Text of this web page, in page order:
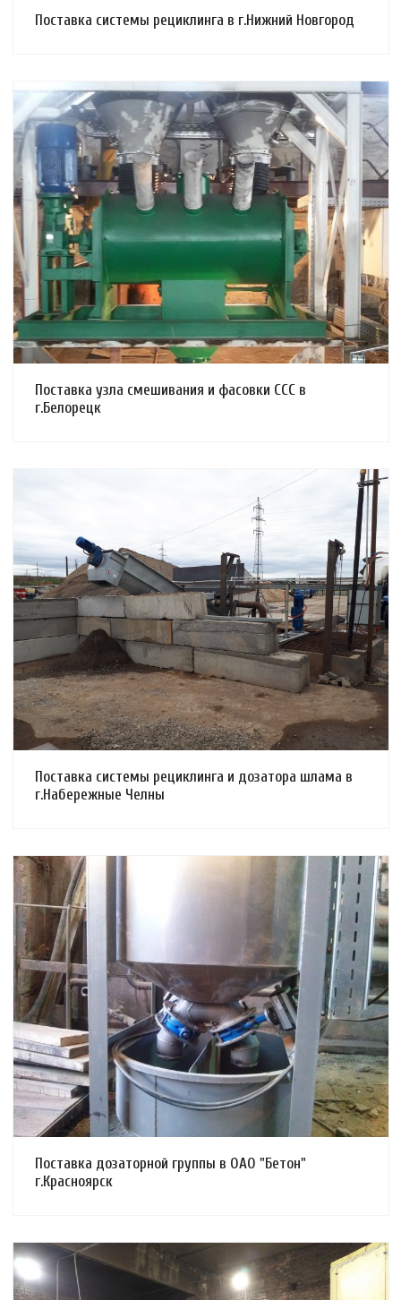
Поставка системы рециклинга в г.Нижний Новгород
Смотреть проект
Поставка узла смешивания и фасовки ССС в
г.Белорецк
Смотреть проект
Поставка системы рециклинга и дозатора шлама в
г.Набережные Челны
Смотреть проект
Поставка дозаторной группы в ОАО "Бетон"
г.Красноярск